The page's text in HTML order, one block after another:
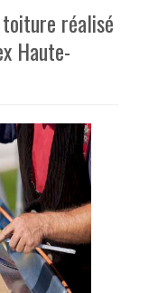
réalisé
Haute-